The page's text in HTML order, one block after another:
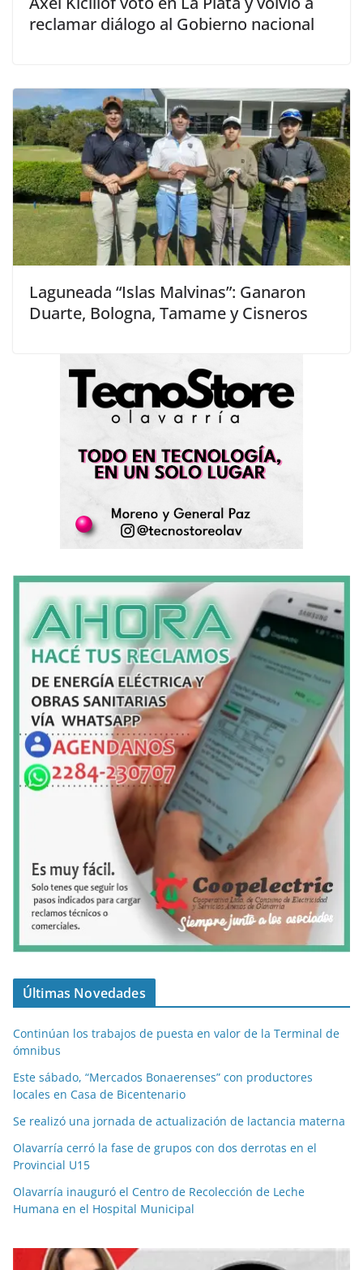
reclamar diálogo al Gobierno nacional
Laguneada “Islas Malvinas”: Ganaron
Duarte, Bologna, Tamame y Cisneros
Últimas Novedades
Continúan los trabajos de puesta en valor de la Terminal de
ómnibus
Este sábado, “Mercados Bonaerenses” con productores
locales en Casa de Bicentenario
Se realizó una jornada de actualización de lactancia materna
Olavarría cerró la fase de grupos con dos derrotas en el
Provincial U15
Olavarría inauguró el Centro de Recolección de Leche
Humana en el Hospital Municipal